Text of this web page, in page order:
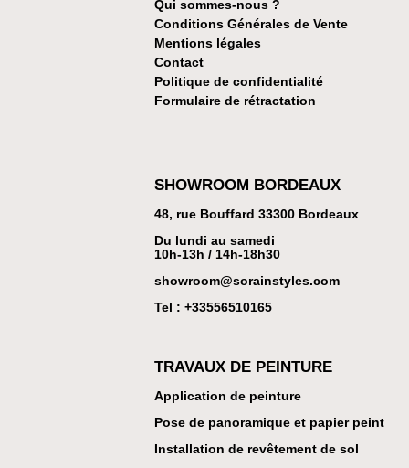
Qui sommes-nous ?
Conditions Générales de Vente
Mentions légales
Contact
Politique de confidentialité
Formulaire de rétractation
SHOWROOM BORDEAUX
48, rue Bouffard 33300 Bordeaux
Du lundi au samedi
10h-13h / 14h-18h30
showroom@sorainstyles.com
Tel : +33556510165
TRAVAUX DE PEINTURE
Application de peinture
Pose de panoramique et papier peint
Installation de revêtement de sol